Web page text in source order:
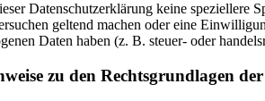
Datenschutzerklärung keine speziellere
geltend machen oder eine
Daten haben (z. B. steuer- oder
zu den Rechtsgrundlagen